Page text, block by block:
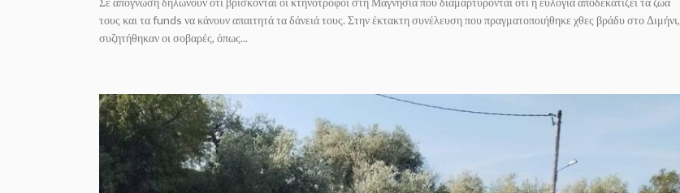
τους και τα funds να κάνουν απαιτητά τα δάνειά τους. Στην έκτακτη συνέλευση που πραγματοποιήθηκε χθες βράδυ στο Διμήνι,
συζητήθηκαν οι σοβαρές, όπως...